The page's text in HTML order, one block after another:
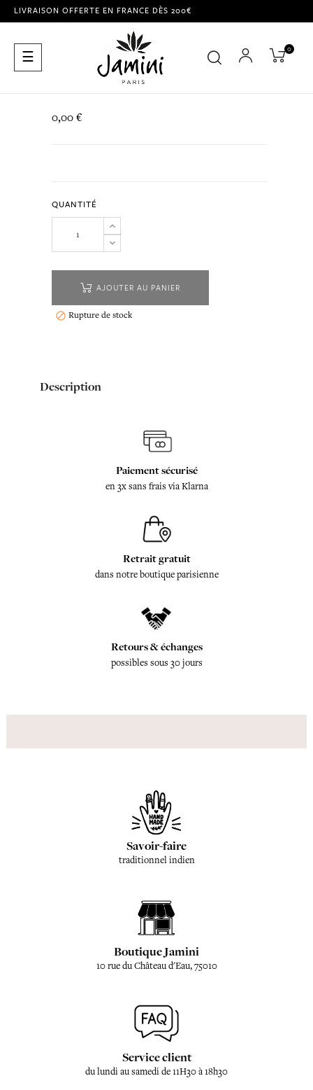
LIVRAISON OFFERTE EN FRANCE DÈS 200€
Basculer
la
☰ 0
0,00 €
QUANTITÉ
AJOUTER AU PANIER
 Rupture de stock
Description
Paiement sécurisé
en 3x sans frais via Klarna
Retrait gratuit
dans notre boutique parisienne
Retours & échanges
possibles sous 30 jours
Savoir-faire
traditionnel indien
Boutique Jamini
10 rue du Château d'Eau, 75010
Service client
du lundi au samedi de 11H30 à 18h30